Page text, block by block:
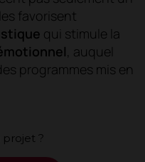
favorisent
qui stimule la
, auquel
programmes mis en
projet ?